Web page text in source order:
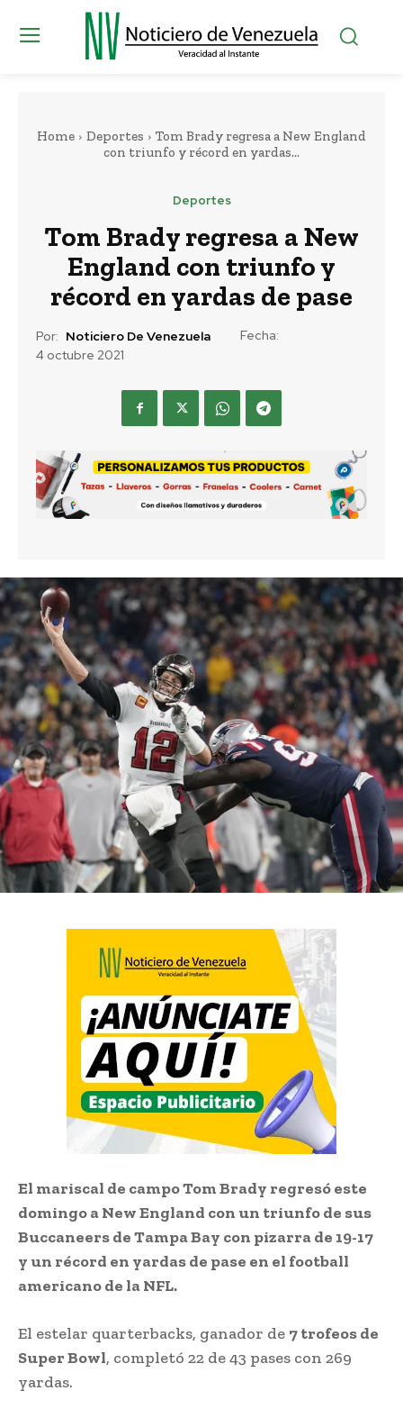
Home Deportes
Tom Brady regresa a New England
con triunfo y récord en yardas...
Deportes
Tom Brady regresa a New
England con triunfo y
récord en yardas de pase
Por: Noticiero De Venezuela
Fecha:
4 octubre 2021
El mariscal de campo Tom Brady regresó este
domingo a New England con un triunfo de sus
Buccaneers de Tampa Bay con pizarra de 19-17
y un récord en yardas de pase en el football
americano de la NFL.
El estelar quarterbacks, ganador de 7 trofeos de
Super Bowl, completó 22 de 43 pases con 269
yardas.